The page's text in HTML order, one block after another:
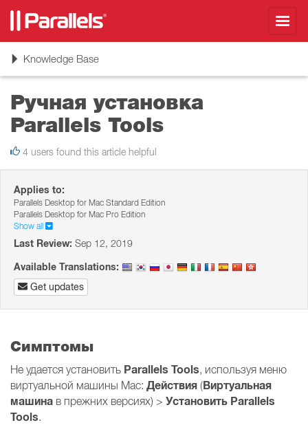
ToggleKnowledge Base
Ручная установка
Parallels Tools
4 users found this article helpful
Applies to:
Parallels Desktop for Mac Standard Edition
Parallels Desktop for Mac Pro Edition
Show all
Last Review: Sep 12, 2019
Available Translations:
Get updates
Симптомы
Не удается установить Parallels Tools, используя меню
виртуальной машины Mac: Действия (Виртуальная
машина в прежних версиях) > Установить Parallels
Tools.